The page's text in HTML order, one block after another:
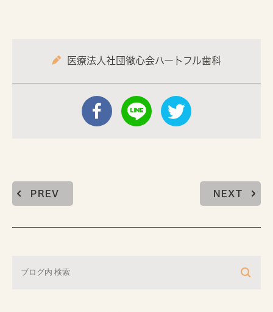
医療法人社団徹心会ハートフル歯科
PREV NEXT